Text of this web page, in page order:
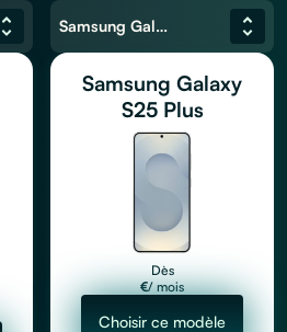
Samsung Galaxy S25 Plus
Samsung Galaxy
S25 Plus
Dès
€/ mois
Choisir ce modèle